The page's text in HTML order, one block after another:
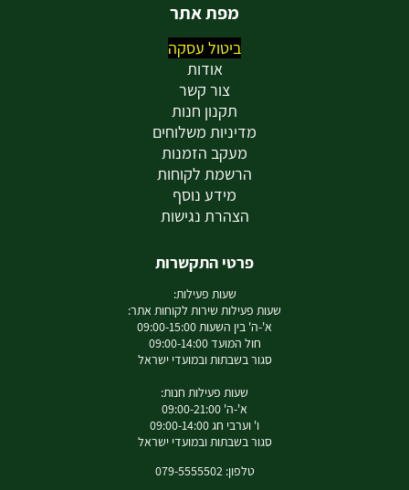
מפת אתר
ביטול עסקה
אודות
צור קשר
תקנון חנות
מדיניות משלוחים
מעקב הזמנות
הרשמת לקוחות
מידע נוסף
הצהרת נגישות
פרטי התקשרות
שעות פעילות:
שעות פעילות שירות לקוחות אתר:
א'-ה' בין השעות 09:00-15:00
חול המועד 09:00-14:00
סגור בשבתות ובמועדי ישראל
שעות פעילות חנות:
א'-ה' 09:00-21:00
ו' וערבי חג 09:00-14:00
סגור בשבתות ובמועדי ישראל
טלפון: 079-5555502